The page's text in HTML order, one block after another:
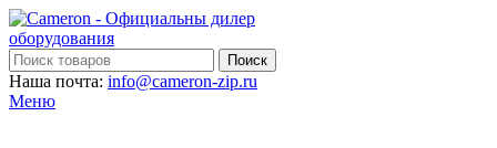
Поиск
Наша почта: info@cameron-zip.ru
Меню